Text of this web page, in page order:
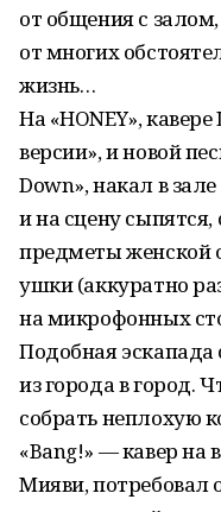
от общения с
от многих
жизнь…
На «HONEY»,
версии», и новой
Down», накал в
и на сцену сыпятся,
предметы женской
ушки (аккуратно
на микрофонных
Подобная
из города в город.
собрать неплохую
«Bang!» — кавер на
Мияви, потребовал